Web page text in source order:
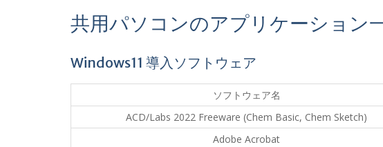
共用パソコンのアプリケーション
Windows11 導入ソフトウェア
ソフトウェア名
ACD/Labs 2022 Freeware (Chem Basic, Chem Sketch)
Adobe Acrobat